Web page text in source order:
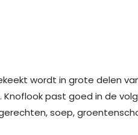
wordt in grote delen
past goed in de
soep,